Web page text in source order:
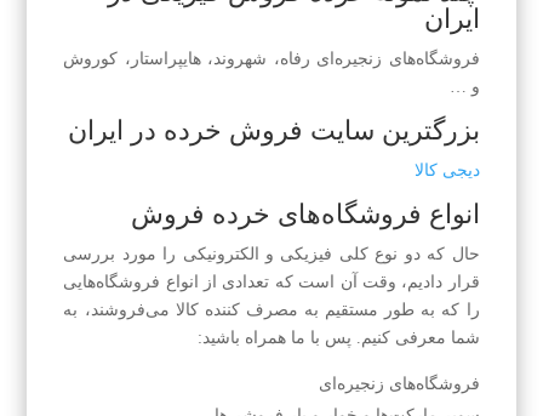
ایران
فروشگاه‌های زنجیره‌ای رفاه، شهروند، هایپر‌استار، کوروش
و …
بزرگترین سایت فروش خرده در ایران
دیجی کالا
انواع فروشگاه‌های خرده فروش
حال که دو نوع کلی فیزیکی و الکترونیکی را مورد بررسی
قرار دادیم، وقت آن است که تعدادی از انواع فروشگاه‌هایی
را که به طور مستقیم به مصرف کننده کالا می‌فروشند، به
شما معرفی کنیم. پس با ما همراه باشید:
فروشگاه‌های زنجیره‌ای